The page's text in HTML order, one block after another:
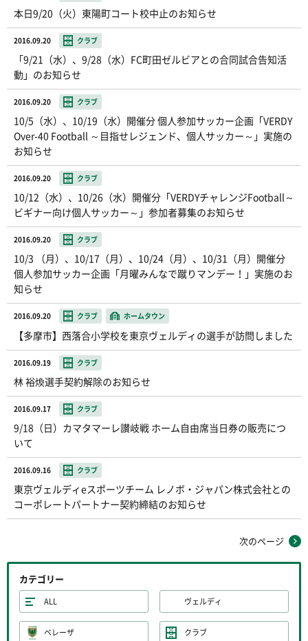
本日9/20（火）東陽町コート校中止のお知らせ
2016.09.20 クラブ
「9/21（水）、9/28（水）FC町田ゼルビアとの合同試合告知活
動」のお知らせ
2016.09.20 クラブ
10/5（水）、10/19（水）開催分 個人参加サッカー企画「VERDY
Over-40 Football ～目指せレジェンド、個人サッカー～」実施の
お知らせ
2016.09.20 クラブ
10/12（水）、10/26（水）開催分「VERDYチャレンジFootball～
ビギナー向け個人サッカー～」参加者募集のお知らせ
2016.09.20 クラブ
10/3 （月）、10/17（月）、10/24（月）、10/31（月）開催分
個人参加サッカー企画「月曜みんなで蹴りマンデー！」実施のお
知らせ
2016.09.20 クラブ ホームタウン
【多摩市】西落合小学校を東京ヴェルディの選手が訪問しました
2016.09.19 クラブ
林 裕煥選手契約解除のお知らせ
2016.09.17 クラブ
9/18（日）カマタマーレ讃岐戦 ホーム自由席当日券の販売につ
いて
2016.09.16 クラブ
東京ヴェルディeスポーツチーム レノボ・ジャパン株式会社との
コーポレートパートナー契約締結のお知らせ
次のページ
カテゴリー
ALL ヴェルディ
ベレーザ クラブ